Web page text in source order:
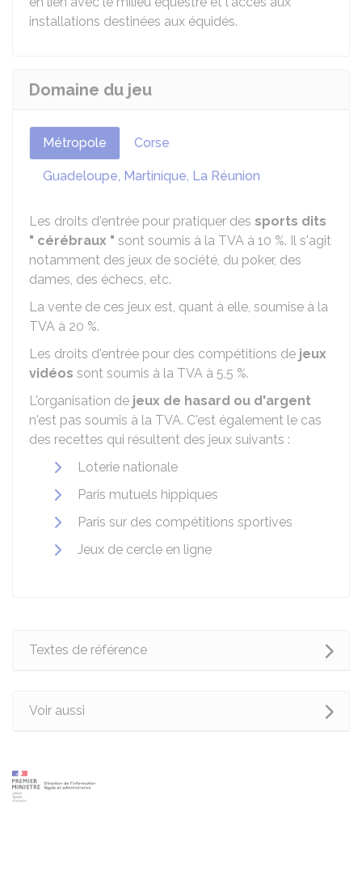
installations destinées aux équidés.
Domaine du jeu
Métropole Corse
Guadeloupe, Martinique, La Réunion
Les droits d'entrée pour pratiquer des sports dits
" cérébraux " sont soumis à la TVA à 10 %. Il s'agit
notamment des jeux de société, du poker, des
dames, des échecs, etc.
La vente de ces jeux est, quant à elle, soumise à la
TVA à 20 %.
Les droits d'entrée pour des compétitions de jeux
vidéos sont soumis à la TVA à 5,5 %.
L'organisation de jeux de hasard ou d'argent
n'est pas soumis à la TVA. C'est également le cas
des recettes qui résultent des jeux suivants :
Loterie nationale
Paris mutuels hippiques
Paris sur des compétitions sportives
Jeux de cercle en ligne
Textes de référence
Voir aussi